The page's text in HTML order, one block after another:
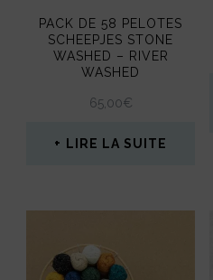
PACK DE 58 PELOTES
SCHEEPJES STONE
WASHED – RIVER
WASHED
65,00€
LIRE LA SUITE